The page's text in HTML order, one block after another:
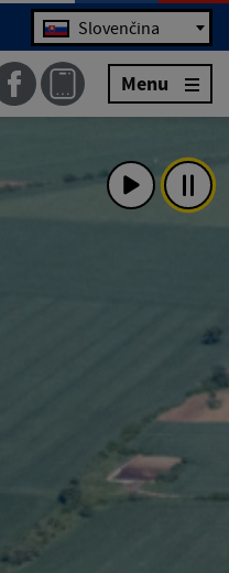
Jazyk Slovenčina
Menu